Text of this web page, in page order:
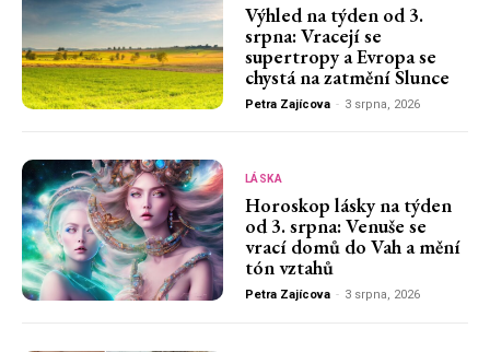
Výhled na týden od 3.
srpna: Vracejí se
supertropy a Evropa se
chystá na zatmění Slunce
Petra Zajícova - 3 srpna, 2026
LÁSKA
Horoskop lásky na týden
od 3. srpna: Venuše se
vrací domů do Vah a mění
tón vztahů
Petra Zajícova - 3 srpna, 2026